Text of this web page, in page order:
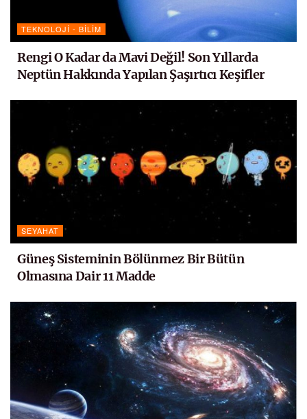
TEKNOLOJI - BILIM
Rengi O Kadar da Mavi Değil! Son Yıllarda
Neptün Hakkında Yapılan Şaşırtıcı Keşifler
SEYAHAT
Güneş Sisteminin Bölünmez Bir Bütün
Olmasına Dair 11 Madde